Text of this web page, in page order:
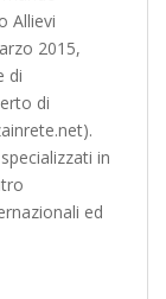
Allievi
2015,
di
di
in
ed